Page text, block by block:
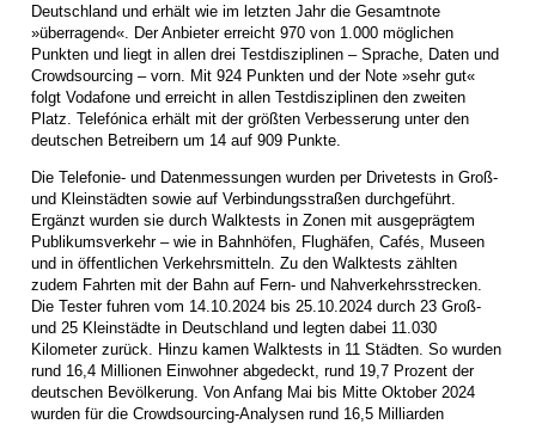
Deutschland und erhält wie im letzten Jahr die Gesamtnote
»überragend«. Der Anbieter erreicht 970 von 1.000 möglichen
Punkten und liegt in allen drei Testdisziplinen – Sprache, Daten und
Crowdsourcing – vorn. Mit 924 Punkten und der Note »sehr gut«
folgt Vodafone und erreicht in allen Testdisziplinen den zweiten
Platz. Telefónica erhält mit der größten Verbesserung unter den
deutschen Betreibern um 14 auf 909 Punkte.
Die Telefonie- und Datenmessungen wurden per Drivetests in Groß-
und Kleinstädten sowie auf Verbindungsstraßen durchgeführt.
Ergänzt wurden sie durch Walktests in Zonen mit ausgeprägtem
Publikumsverkehr – wie in Bahnhöfen, Flughäfen, Cafés, Museen
und in öffentlichen Verkehrsmitteln. Zu den Walktests zählten
zudem Fahrten mit der Bahn auf Fern- und Nahverkehrsstrecken.
Die Tester fuhren vom 14.10.2024 bis 25.10.2024 durch 23 Groß-
und 25 Kleinstädte in Deutschland und legten dabei 11.030
Kilometer zurück. Hinzu kamen Walktests in 11 Städten. So wurden
rund 16,4 Millionen Einwohner abgedeckt, rund 19,7 Prozent der
deutschen Bevölkerung. Von Anfang Mai bis Mitte Oktober 2024
wurden für die Crowdsourcing-Analysen rund 16,5 Milliarden